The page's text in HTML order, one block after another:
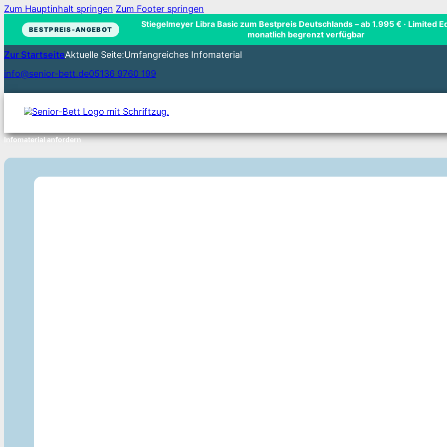
Zum Hauptinhalt springen Zum Footer springen
BESTPREIS-ANGEBOT
Stiegelmeyer Libra Basic zum Bestpreis Deutschlands – ab 1.995 € · Limited
monatlich begrenzt verfügbar
Zur StartseiteAktuelle Seite:Umfangreiches Infomaterial
info@senior-bett.de05136 9760 199
Infomaterial anfordern